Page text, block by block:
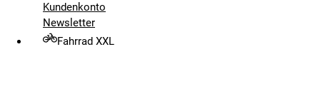
Kundenkonto
Newsletter
Fahrrad XXL